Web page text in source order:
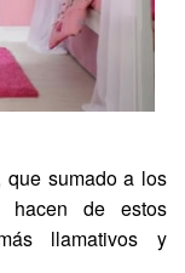
que sumado a los
hacen de estos
llamativos y